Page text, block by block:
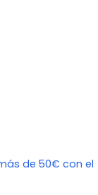
de 50€ con el